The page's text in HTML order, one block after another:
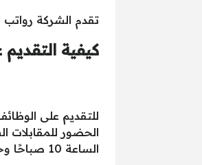
تقدم الشركة رواتب
كيفية
للتقديم على
الساعة 10 صباحًا وحتى الثالثة مساء.